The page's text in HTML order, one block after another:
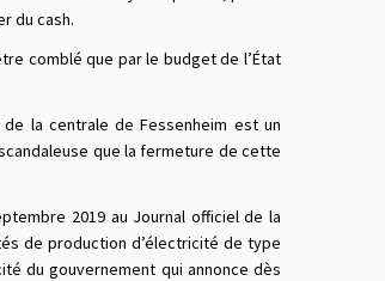
du cash.
comblé que par le budget de l’État
de la centrale de Fessenheim est un
que la fermeture de cette
2019 au Journal officiel de la
de production d’électricité de type
du gouvernement qui annonce dès